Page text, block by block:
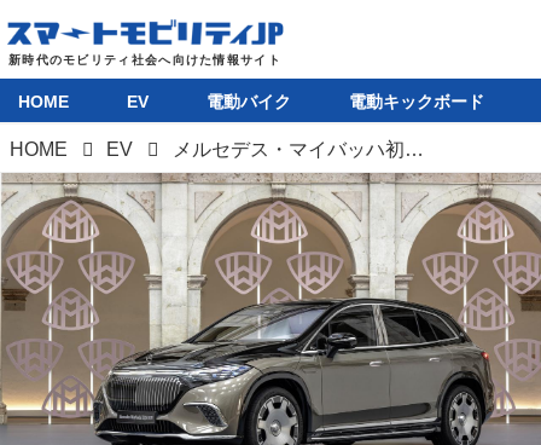
HOME EV 電動バイク 電動キックボード
HOME EV メルセデス・マイバッハ初のEVが発表に、EQS SUVをベースにラグジュアリー性を大幅向上